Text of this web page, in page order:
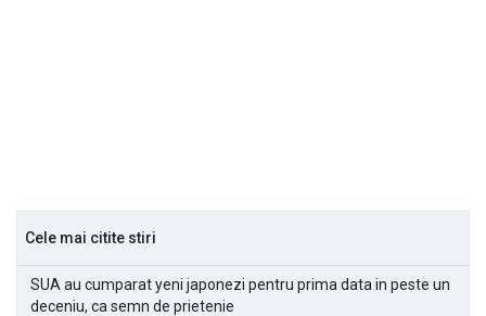
Cele mai citite stiri
SUA au cumparat yeni japonezi pentru prima data in peste un
deceniu, ca semn de prietenie